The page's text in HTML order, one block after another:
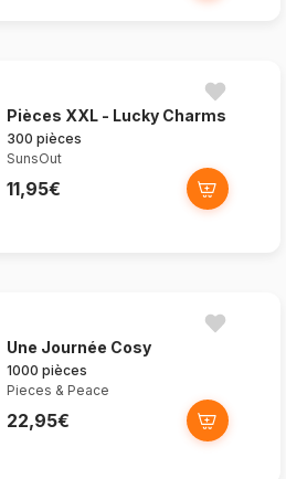
Pièces XXL - Lucky Charms
300 pièces
SunsOut
11,95€
Une Journée Cosy
1000 pièces
Pieces & Peace
22,95€